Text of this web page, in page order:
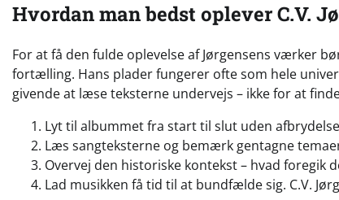
Hvordan man bedst oplever C.V.
For at få den fulde oplevelse af Jørgensens værker
fortælling. Hans plader fungerer ofte som hele
givende at læse teksterne undervejs – ikke for at
Lyt til albummet fra start til slut uden
Læs sangteksterne og bemærk gentagne
Overvej den historiske kontekst – hvad foregik
Lad musikken få tid til at bundfælde sig. C.V.